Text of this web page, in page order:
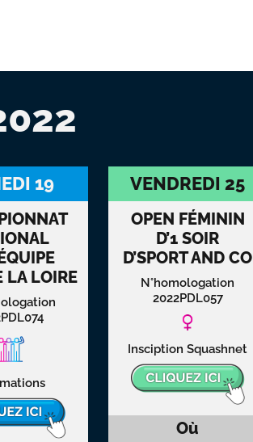
19
LA LOIRE
VENDREDI 25
OPEN FÉMININ
D’1 SOIR
D’SPORT AND CO
N°homologation
2022PDL057
Insciption Squashnet
Où